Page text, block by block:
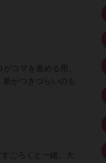
コマを進める用。
がつきづらいのも
ごろくと一緒。大